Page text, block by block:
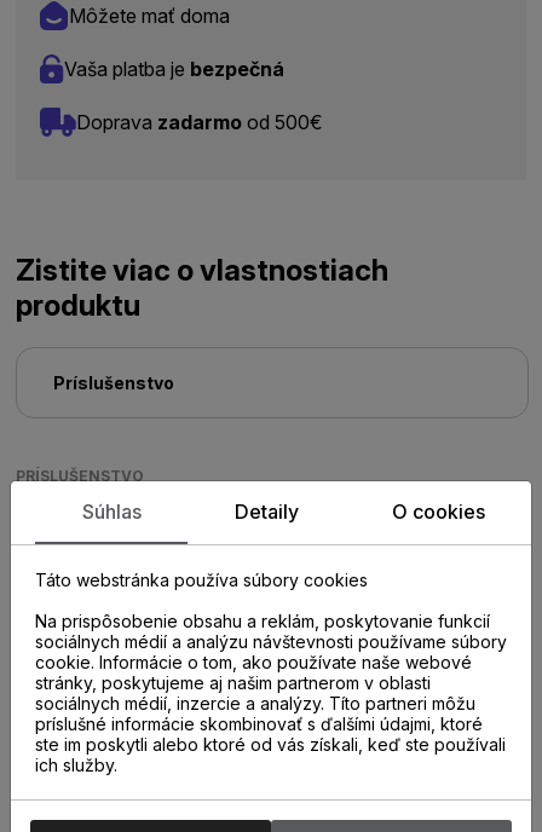
Môžete mať doma
Vaša platba je bezpečná
Doprava zadarmo od 500€
Zistite viac o vlastnostiach
produktu
Príslušenstvo
PRÍSLUŠENSTVO
Súhlas Detaily O cookies
Táto webstránka používa súbory cookies
Na prispôsobenie obsahu a reklám, poskytovanie funkcií
sociálnych médií a analýzu návštevnosti používame súbory
cookie. Informácie o tom, ako používate naše webové
stránky, poskytujeme aj našim partnerom v oblasti
sociálnych médií, inzercie a analýzy. Títo partneri môžu
príslušné informácie skombinovať s ďalšími údajmi, ktoré
ste im poskytli alebo ktoré od vás získali, keď ste používali
ich služby.